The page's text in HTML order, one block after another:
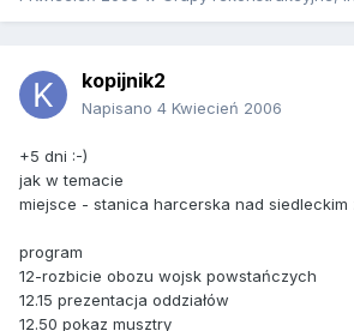
kopijnik2
Napisano 4 Kwiecień 2006
+5 dni :-)
jak w temacie
miejsce - stanica harcerska nad siedleckim
program
12-rozbicie obozu wojsk powstańczych
12.15 prezentacja oddziałów
12.50 pokaz musztry